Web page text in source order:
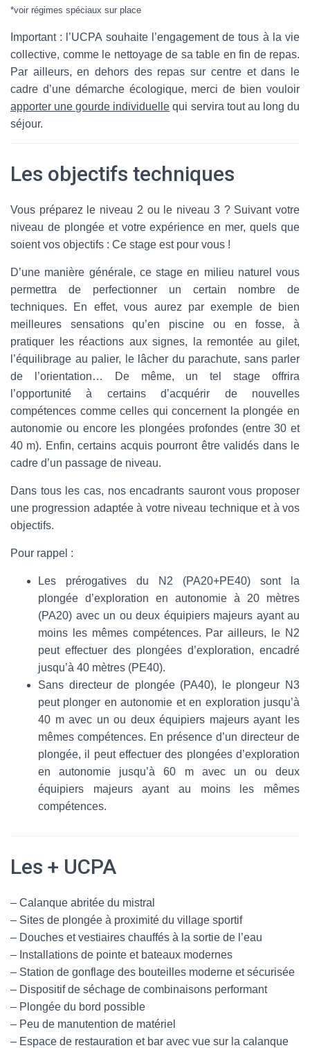
*voir régimes spéciaux sur place
Important : l’UCPA souhaite l’engagement de tous à la vie
collective, comme le nettoyage de sa table en fin de repas.
Par ailleurs, en dehors des repas sur centre et dans le
cadre d’une démarche écologique, merci de bien vouloir
apporter une gourde individuelle qui servira tout au long du
séjour.
Les objectifs techniques
Vous préparez le niveau 2 ou le niveau 3 ? Suivant votre
niveau de plongée et votre expérience en mer, quels que
soient vos objectifs : Ce stage est pour vous !
D’une manière générale, ce stage en milieu naturel vous
permettra de perfectionner un certain nombre de
techniques. En effet, vous aurez par exemple de bien
meilleures sensations qu’en piscine ou en fosse, à
pratiquer les réactions aux signes, la remontée au gilet,
l’équilibrage au palier, le lâcher du parachute, sans parler
de l’orientation… De même, un tel stage offrira
l’opportunité à certains d’acquérir de nouvelles
compétences comme celles qui concernent la plongée en
autonomie ou encore les plongées profondes (entre 30 et
40 m). Enfin, certains acquis pourront être validés dans le
cadre d’un passage de niveau.
Dans tous les cas, nos encadrants sauront vous proposer
une progression adaptée à votre niveau technique et à vos
objectifs.
Pour rappel :
Les prérogatives du N2 (PA20+PE40) sont la
plongée d’exploration en autonomie à 20 mètres
(PA20) avec un ou deux équipiers majeurs ayant au
moins les mêmes compétences. Par ailleurs, le N2
peut effectuer des plongées d’exploration, encadré
jusqu’à 40 mètres (PE40).
Sans directeur de plongée (PA40), le plongeur N3
peut plonger en autonomie et en exploration jusqu’à
40 m avec un ou deux équipiers majeurs ayant les
mêmes compétences. En présence d’un directeur de
plongée, il peut effectuer des plongées d’exploration
en autonomie jusqu’à 60 m avec un ou deux
équipiers majeurs ayant au moins les mêmes
compétences.
Les + UCPA
– Calanque abritée du mistral
– Sites de plongée à proximité du village sportif
– Douches et vestiaires chauffés à la sortie de l’eau
– Installations de pointe et bateaux modernes
– Station de gonflage des bouteilles moderne et sécurisée
– Dispositif de séchage de combinaisons performant
– Plongée du bord possible
– Peu de manutention de matériel
– Espace de restauration et bar avec vue sur la calanque